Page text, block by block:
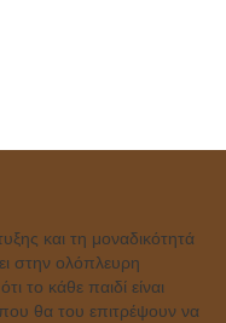
και τη μοναδικότητά
στην ολόπλευρη
το κάθε παιδί είναι
που θα του επιτρέψουν να